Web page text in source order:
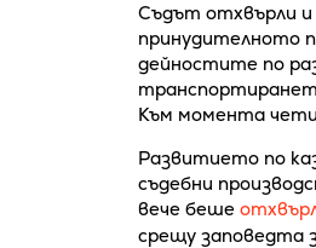
Съдът отхвърли
принудителното
дейностите по
Към момента
Развитието по
съдебни
вече беше
срещу заповедта